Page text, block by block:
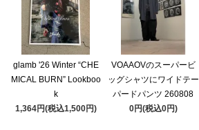
glamb '26 Winter “CHE
MICAL BURN” Lookboo
k
1,364円(税込1,500円)
VOAAOVのスーパービ
ッグシャツにワイドテー
パードパンツ 260808
0円(税込0円)